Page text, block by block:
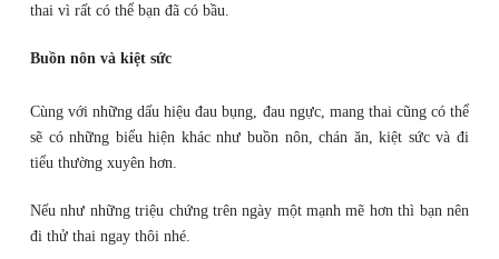
thai vì rất có thể bạn đã có bầu.
Buồn nôn và kiệt sức
Cùng với những dấu hiệu đau bụng, đau ngực, mang thai cũng có thể
sẽ có những biểu hiện khác như buồn nôn, chán ăn, kiệt sức và đi
tiểu thường xuyên hơn.
Nếu như những triệu chứng trên ngày một mạnh mẽ hơn thì bạn nên
đi thử thai ngay thôi nhé.